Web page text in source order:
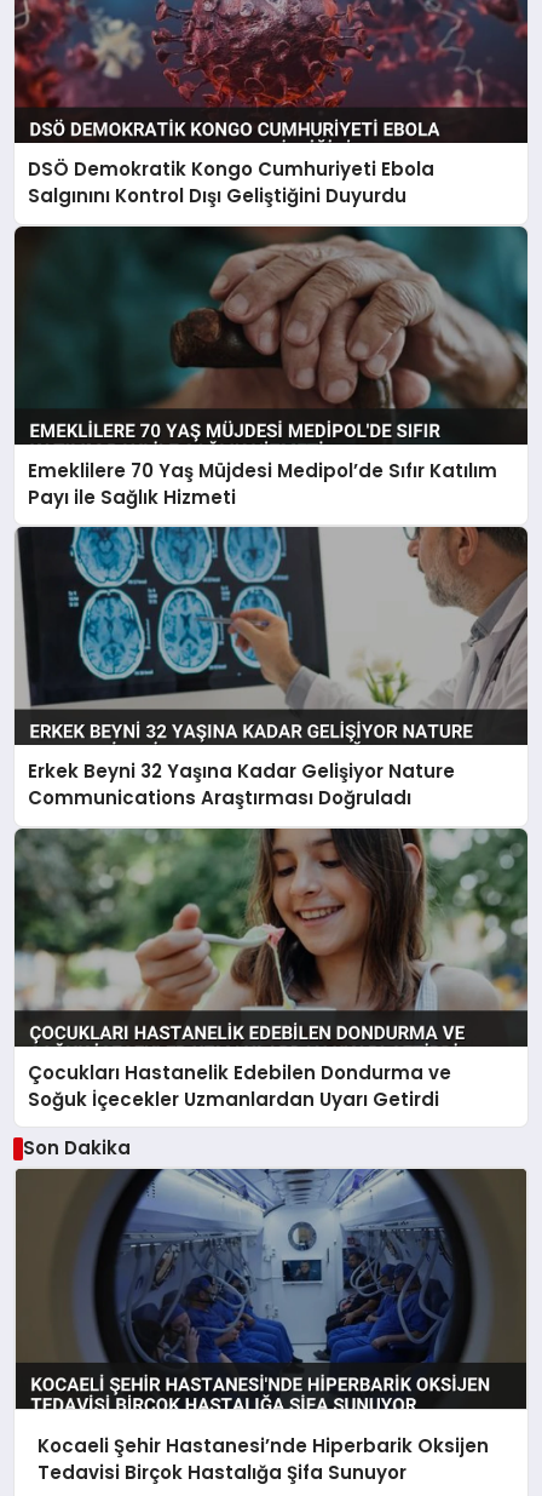
DSÖ Demokratik Kongo Cumhuriyeti Ebola
Salgınını Kontrol Dışı Geliştiğini Duyurdu
Emeklilere 70 Yaş Müjdesi Medipol’de Sıfır Katılım
Payı ile Sağlık Hizmeti
Erkek Beyni 32 Yaşına Kadar Gelişiyor Nature
Communications Araştırması Doğruladı
Çocukları Hastanelik Edebilen Dondurma ve
Soğuk İçecekler Uzmanlardan Uyarı Getirdi
Son Dakika
Kocaeli Şehir Hastanesi’nde Hiperbarik Oksijen
Tedavisi Birçok Hastalığa Şifa Sunuyor